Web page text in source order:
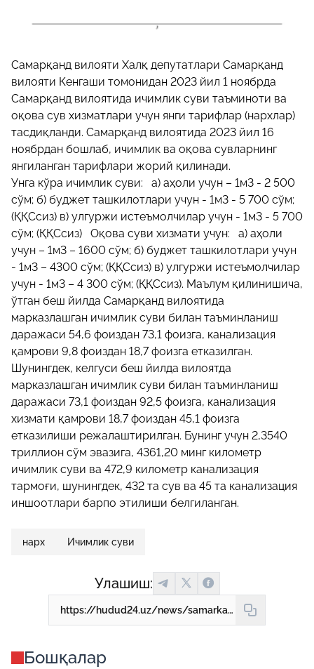
Самарқанд вилояти Халқ депутатлари Самарқанд
вилояти Кенгаши томонидан 2023 йил 1 ноябрда
Самарқанд вилоятида ичимлик суви таъминоти ва
оқова сув хизматлари учун янги тарифлар (нархлар)
тасдиқланди. Самарқанд вилоятида 2023 йил 16
ноябрдан бошлаб, ичимлик ва оқова сувларнинг
янгиланган тарифлари жорий қилинади.
Унга кўра ичимлик суви: а) аҳоли учун – 1м3 - 2 500
сўм; б) буджет ташкилотлари учун - 1м3 - 5 700 сўм;
(ҚҚСсиз) в) улгуржи истеъмолчилар учун - 1м3 - 5 700
сўм; (ҚҚСсиз) Оқова суви хизмати учун: а) аҳоли
учун – 1м3 – 1600 сўм; б) буджет ташкилотлари учун
- 1м3 – 4300 сўм; (ҚҚСсиз) в) улгуржи истеъмолчилар
учун - 1м3 – 4 300 сўм; (ҚҚСсиз). Маълум қилинишича,
ўтган беш йилда Самарқанд вилоятида
марказлашган ичимлик суви билан таъминланиш
даражаси 54,6 фоиздан 73,1 фоизга, канализация
қамрови 9,8 фоиздан 18,7 фоизга етказилган.
Шунингдек, келгуси беш йилда вилоятда
марказлашган ичимлик суви билан таъминланиш
даражаси 73,1 фоиздан 92,5 фоизга, канализация
хизмати қамрови 18,7 фоиздан 45,1 фоизга
етказилиши режалаштирилган. Бунинг учун 2,3540
триллион сўм эвазига, 4361,20 минг километр
ичимлик суви ва 472,9 километр канализация
тармоғи, шунингдек, 432 та сув ва 45 та канализация
иншоотлари барпо этилиши белгиланган.
нарх Ичимлик суви
Улашиш:
https://hudud24.uz/news/samarkandda-ichimlik-va-okova-suv-narhi-oshirilmokda
Бошқалар